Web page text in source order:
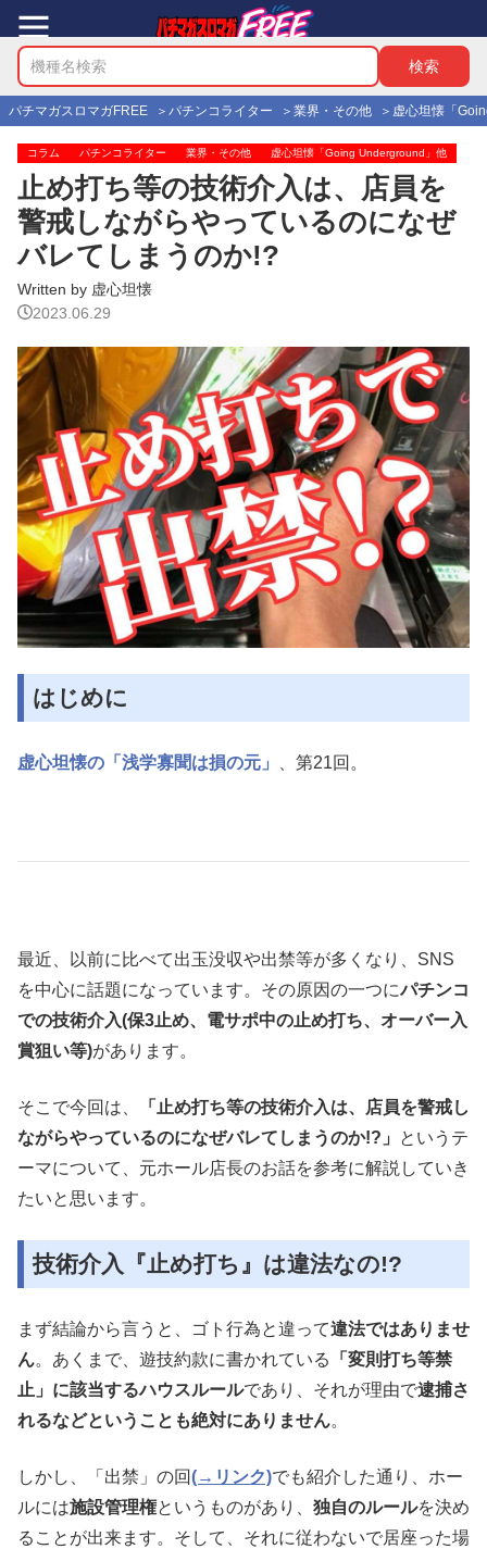
パチマガスロマガFREE パチンコライター 業界・その他 虚心坦懐「
コラム パチンコライター 業界・その他 虚心坦懐「Going Underground」他
止め打ち等の技術介入は、店員を
警戒しながらやっているのになぜ
バレてしまうのか!?
Written by 虚心坦懐
2023.06.29
はじめに
虚心坦懐の「浅学寡聞は損の元」 、第21回。
最近、以前に比べて出玉没収や出禁等が多くなり、SNS
を中心に話題になっています。その原因の一つにパチンコ
での技術介入(保3止め、電サポ中の止め打ち、オーバー入
賞狙い等)があります。
そこで今回は、
「止め打ち等の技術介入は、店員を警戒し
ながらやっているのになぜバレてしまうのか!?」
というテ
ーマについて、元ホール店長のお話を参考に解説していき
たいと思います。
技術介入『止め打ち』は違法なの!?
まず結論から言うと、ゴト行為と違って違法ではありませ
ん。あくまで、遊技約款に書かれている
「変則打ち等禁
止」に該当するハウスルールであり、それが理由で逮捕さ
れるなどということも絶対にありません。
しかし、「出禁」の回(→リンク)でも紹介した通り、ホー
ルには施設管理権というものがあり、 独自のルールを決め
ることが出来ます。そして、それに従わないで居座った場